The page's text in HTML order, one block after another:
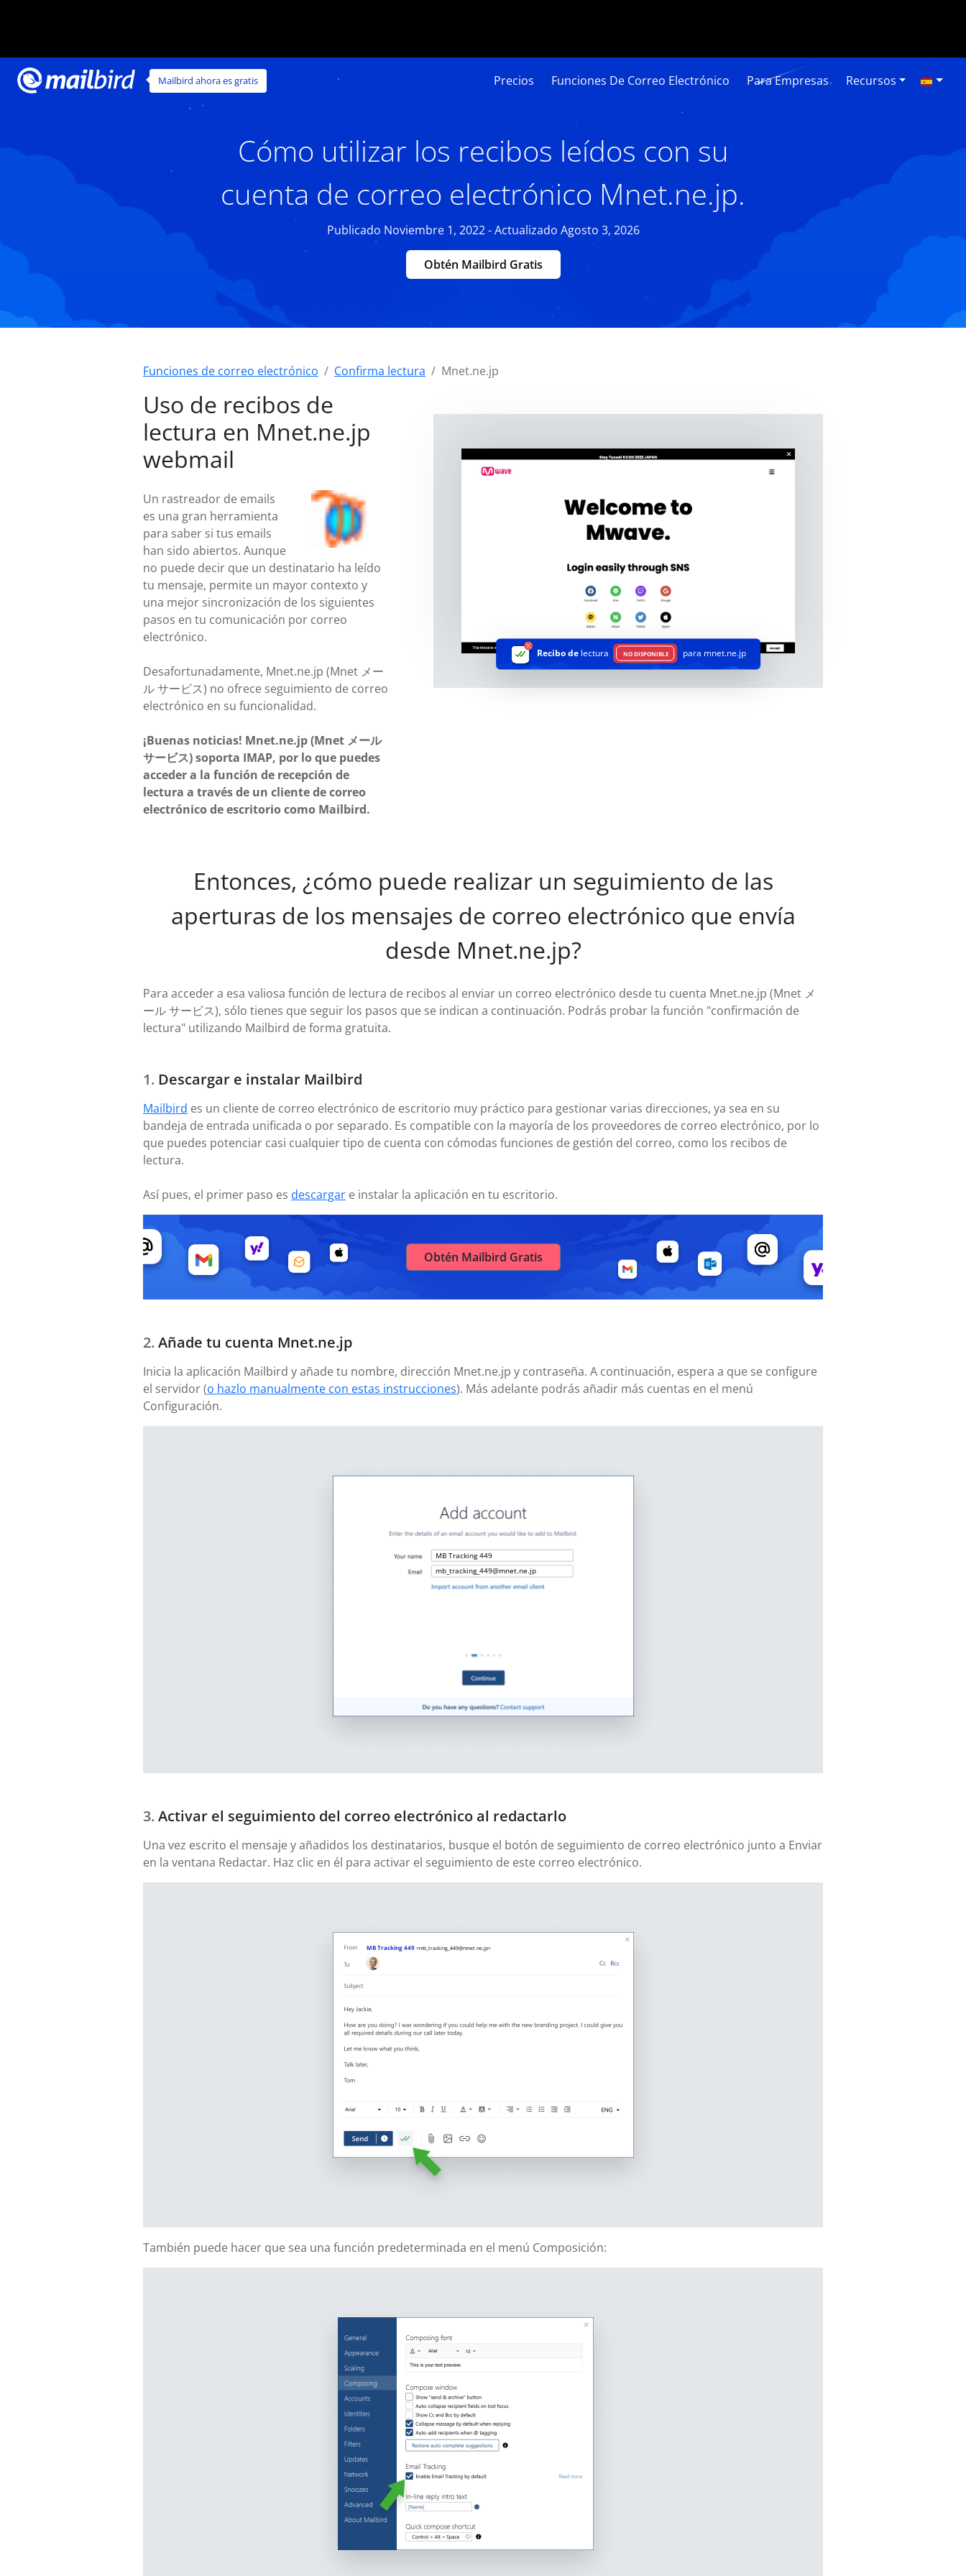
Mailbird ahora es gratis Precios Funciones De Correo Electrónico Para Empresas Recursos
Cómo utilizar los recibos leídos con su
cuenta de correo electrónico Mnet.ne.jp.
Publicado Noviembre 1, 2022 - Actualizado Agosto 3, 2026
Obtén Mailbird Gratis
Funciones de correo electrónico Confirma lectura Mnet.ne.jp
Uso de recibos de
lectura en Mnet.ne.jp
webmail
Un rastreador de emails
es una gran herramienta
para saber si tus emails
han sido abiertos. Aunque
no puede decir que un destinatario ha leído
tu mensaje, permite un mayor contexto y
una mejor sincronización de los siguientes
pasos en tu comunicación por correo
electrónico.
Desafortunadamente, Mnet.ne.jp (Mnet メー
ル サービス) no ofrece seguimiento de correo
electrónico en su funcionalidad.
¡Buenas noticias! Mnet.ne.jp (Mnet メール
サービス) soporta IMAP, por lo que puedes
acceder a la función de recepción de
lectura a través de un cliente de correo
electrónico de escritorio como Mailbird.
Recibo delectura NO DISPONIBLE para mnet.ne.jp
Entonces, ¿cómo puede realizar un seguimiento de las
aperturas de los mensajes de correo electrónico que envía
desde Mnet.ne.jp?
Para acceder a esa valiosa función de lectura de recibos al enviar un correo electrónico desde tu cuenta Mnet.ne.jp (Mnet メ
ール サービス), sólo tienes que seguir los pasos que se indican a continuación. Podrás probar la función "confirmación de
lectura" utilizando Mailbird de forma gratuita.
Descargar e instalar Mailbird
Mailbird es un cliente de correo electrónico de escritorio muy práctico para gestionar varias direcciones, ya sea en su
bandeja de entrada unificada o por separado. Es compatible con la mayoría de los proveedores de correo electrónico, por lo
que puedes potenciar casi cualquier tipo de cuenta con cómodas funciones de gestión del correo, como los recibos de
lectura.
Así pues, el primer paso es descargar e instalar la aplicación en tu escritorio.
Obtén Mailbird Gratis
Añade tu cuenta Mnet.ne.jp
Inicia la aplicación Mailbird y añade tu nombre, dirección Mnet.ne.jp y contraseña. A continuación, espera a que se configure
el servidor (o hazlo manualmente con estas instrucciones). Más adelante podrás añadir más cuentas en el menú
Configuración.
MB Tracking 449
mb_tracking_449@mnet.ne.jp
Activar el seguimiento del correo electrónico al redactarlo
Una vez escrito el mensaje y añadidos los destinatarios, busque el botón de seguimiento de correo electrónico junto a Enviar
en la ventana Redactar. Haz clic en él para activar el seguimiento de este correo electrónico.
MB Tracking 449 <mb_tracking_449@mnet.ne.jp>
También puede hacer que sea una función predeterminada en el menú Composición: